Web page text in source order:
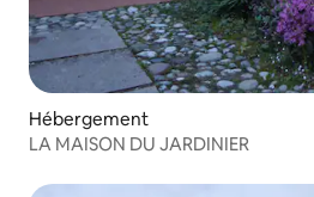
Hébergement
LA MAISON DU JARDINIER